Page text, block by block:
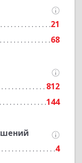
21
68
812
144
4